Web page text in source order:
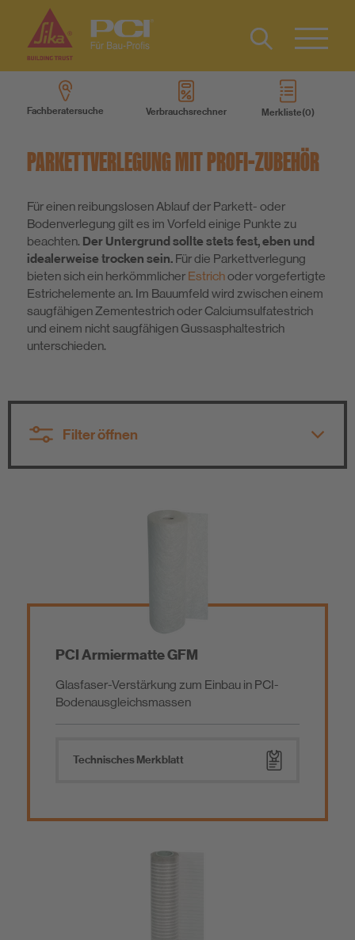
Produktsysteme
Services
Wissen
Über uns
Type 2 or
more
Fachberatersuche Verbrauchsrechner Merkliste
Kontakt
EN
PARKETTVERLEGUNG MIT PROFI-ZUBEHÖR
Für einen reibungslosen Ablauf der Parkett- oder
Bodenverlegung gilt es im Vorfeld einige Punkte zu
beachten. Der Untergrund sollte stets fest, eben und
idealerweise trocken sein. Für die Parkettverlegung
bieten sich ein herkömmlicher Estrichoder vorgefertigte
Estrichelemente an. Im Bauumfeld wird zwischen einem
saugfähigen Zementestrich oder Calciumsulfatestrich
und einem nicht saugfähigen Gussasphaltestrich
unterschieden.
Filter öffnen
Alle Produktgruppen
Dichten und Kleben
Parkettverlegung / Bodenbelagsverlegung
Betoninstandsetzung / Reparaturmörtel
Alle Produktgruppen
Bodenausgleichsmasse
Belagskleber
PCI Armiermatte GFM
Glasfaser-Verstärkung zum Einbau in PCI-
Bodenausgleichsmassen
Technisches Merkblatt